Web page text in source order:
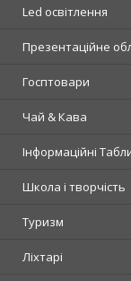
Led освітлення
Презентаційне
Госптовари
Чай & Кава
Інформаційні
Школа і творчість
Туризм
Ліхтарі